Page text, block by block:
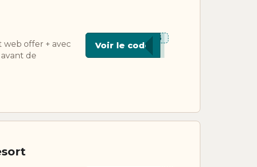
offer + avec
de
***VE5
Voir le code